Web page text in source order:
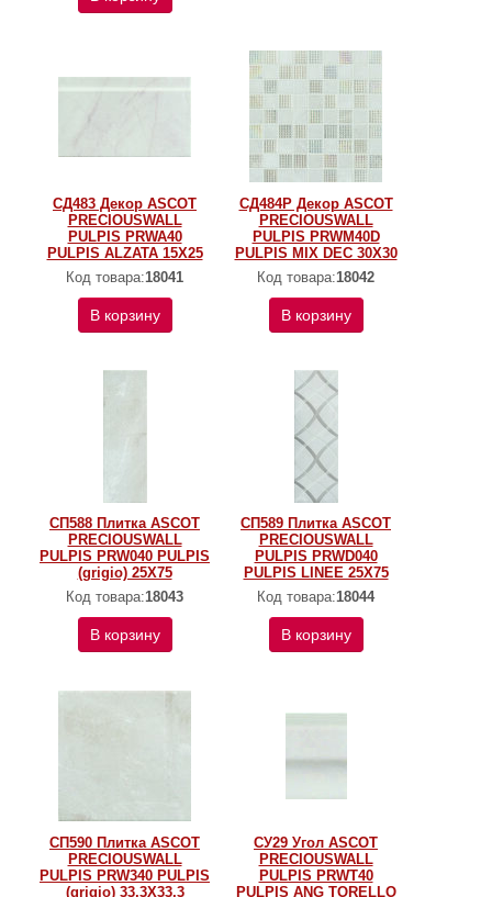
СД483 Декор ASCOT
PRECIOUSWALL
PULPIS PRWA40
PULPIS ALZATA 15X25
Код товара:18041
В корзину
СД484Р Декор ASCOT
PRECIOUSWALL
PULPIS PRWM40D
PULPIS MIX DEC 30Х30
Код товара:18042
В корзину
СП588 Плитка ASCOT
PRECIOUSWALL
PULPIS PRW040 PULPIS
(grigio) 25X75
Код товара:18043
В корзину
СП589 Плитка ASCOT
PRECIOUSWALL
PULPIS PRWD040
PULPIS LINEE 25X75
Код товара:18044
В корзину
СП590 Плитка ASCOT
PRECIOUSWALL
PULPIS PRW340 PULPIS
(grigio) 33,3X33,3
СУ29 Угол ASCOT
PRECIOUSWALL
PULPIS PRWT40
PULPIS ANG TORELLO